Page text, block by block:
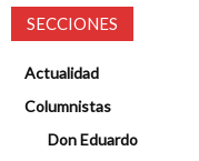
SECCIONES
Actualidad
Columnistas
Don Eduardo